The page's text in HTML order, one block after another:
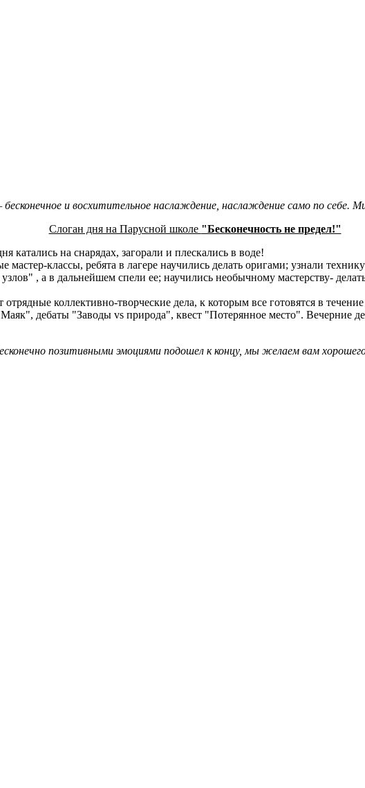
и восхитительное наслаждение, наслаждение само по себе.
Слоган дня на Парусной школе "Бесконечность не предел!"
катались на снарядах, загорали и плескались в воде!
классы, ребята в лагере научились делать оригами; узнали
, а в дальнейшем спели ее; научились необычному мастерству-
коллективно-творческие дела, к которым все готовятся в
дебаты "Заводы vs природа", квест "Потерянное место". Вечерние
позитивными эмоциями подошел к концу, мы желаем вам